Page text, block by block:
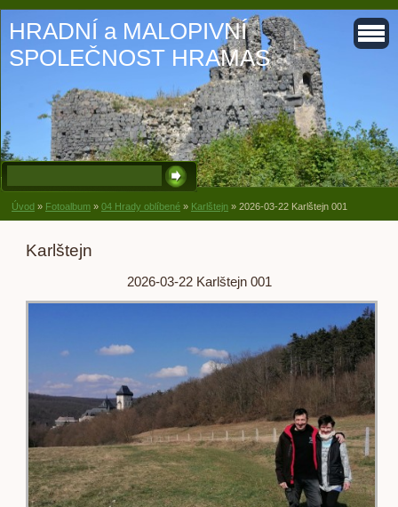
HRADNÍ a MALOPIVNÍ
SPOLEČNOST HRAMAS
Úvod » Fotoalbum » 04 Hrady oblíbené » Karlštejn » 2026-03-22 Karlštejn 001
Karlštejn
2026-03-22 Karlštejn 001